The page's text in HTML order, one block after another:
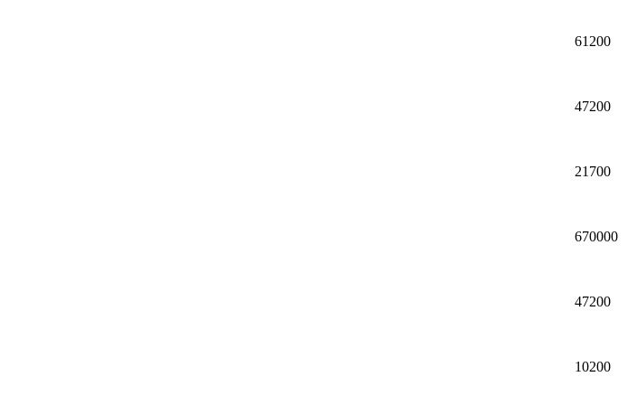
61200
47200
21700
670000
47200
10200